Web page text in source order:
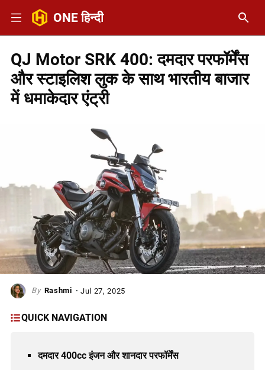
ONE हिन्दी
QJ Motor SRK 400: दमदार परफॉर्मेंस
और स्टाइलिश लुक के साथ भारतीय बाजार
में धमाकेदार एंट्री
Rashmi Jul 27, 2025
QUICK NAVIGATION
दमदार 400cc इंजन और शानदार परफॉर्मेंस